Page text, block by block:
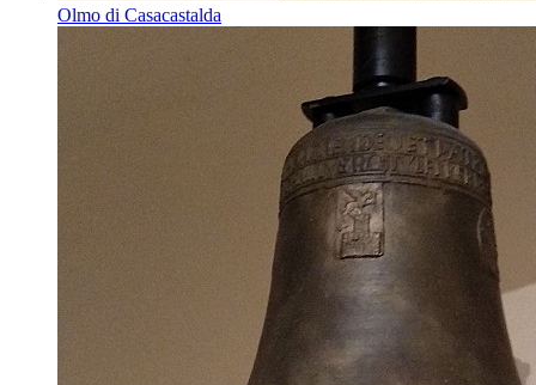
Olmo di Casacastalda